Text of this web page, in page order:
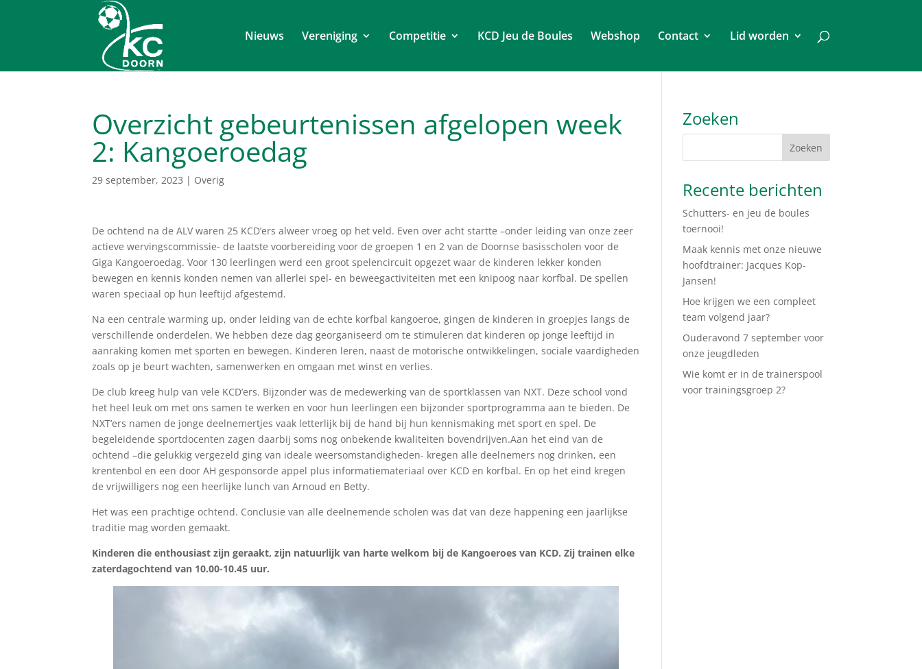
Nieuws Vereniging Competitie KCD Jeu de Boules Webshop Contact Lid worden
Overzicht gebeurtenissen afgelopen week
2: Kangoeroedag
29 september, 2023 | Overig
De ochtend na de ALV waren 25 KCD’ers alweer vroeg op het veld. Even over acht startte –onder leiding van onze zeer
actieve wervingscommissie- de laatste voorbereiding voor de groepen 1 en 2 van de Doornse basisscholen voor de
Giga Kangoeroedag.Voor 130 leerlingen werd een groot spelencircuit opgezet waar de kinderen lekker konden
bewegen en kennis konden nemen van allerlei spel- en beweegactiviteiten met een knipoog naar korfbal. De spellen
waren speciaal op hun leeftijd afgestemd.
Na een centrale warming up, onder leiding van de echte korfbal kangoeroe, gingen de kinderen in groepjes langs de
verschillende onderdelen. We hebben deze dag georganiseerd om te stimuleren dat kinderen op jonge leeftijd in
aanraking komen met sporten en bewegen. Kinderen leren, naast de motorische ontwikkelingen, sociale vaardigheden
zoals op je beurt wachten, samenwerken en omgaan met winst en verlies.
De club kreeg hulp van vele KCD’ers. Bijzonder was de medewerking van de sportklassen van NXT. Deze school vond
het heel leuk om met ons samen te werken en voor hun leerlingen een bijzonder sportprogramma aan te bieden. De
NXT’ers namen de jonge deelnemertjes vaak letterlijk bij de hand bij hun kennismaking met sport en spel. De
begeleidende sportdocenten zagen daarbij soms nog onbekende kwaliteiten bovendrijven.Aan het eind van de
ochtend –die gelukkig vergezeld ging van ideale weersomstandigheden- kregen alle deelnemers nog drinken, een
krentenbol en een door AH gesponsorde appel plus informatiemateriaal over KCD en korfbal. En op het eind kregen
de vrijwilligers nog een heerlijke lunch van Arnoud en Betty.
Het was een prachtige ochtend. Conclusie van alle deelnemende scholen was dat van deze happening een jaarlijkse
traditie mag worden gemaakt.
Kinderen die enthousiast zijn geraakt, zijn natuurlijk van harte welkom bij de Kangoeroes van KCD. Zij trainen elke
zaterdagochtend van 10.00-10.45 uur.
Zoeken
Recente berichten
Schutters- en jeu de boules
toernooi!
Maak kennis met onze nieuwe
hoofdtrainer: Jacques Kop-
Jansen!
Hoe krijgen we een compleet
team volgend jaar?
Ouderavond 7 september voor
onze jeugdleden
Wie komt er in de trainerspool
voor trainingsgroep 2?